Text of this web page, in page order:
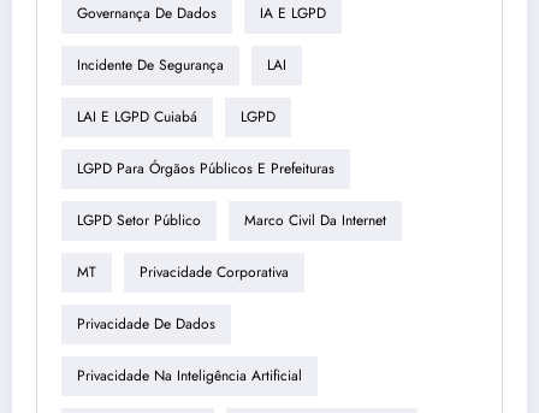
Governança De Dados IA E LGPD
Incidente De Segurança LAI
LAI E LGPD Cuiabá LGPD
LGPD Para Órgãos Públicos E Prefeituras
LGPD Setor Público Marco Civil Da Internet
MT Privacidade Corporativa
Privacidade De Dados
Privacidade Na Inteligência Artificial